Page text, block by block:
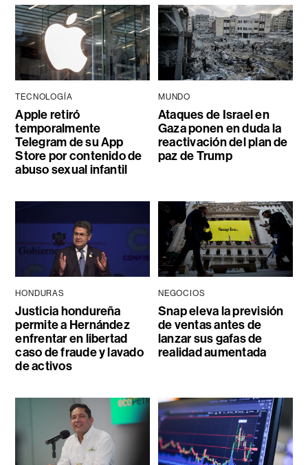
TECNOLOGÍA
Apple retiró
temporalmente
Telegram de su App
Store por contenido de
abuso sexual infantil
MUNDO
Ataques de Israel en
Gaza ponen en duda la
reactivación del plan de
paz de Trump
HONDURAS
Justicia hondureña
permite a Hernández
enfrentar en libertad
caso de fraude y lavado
de activos
NEGOCIOS
Snap eleva la previsión
de ventas antes de
lanzar sus gafas de
realidad aumentada